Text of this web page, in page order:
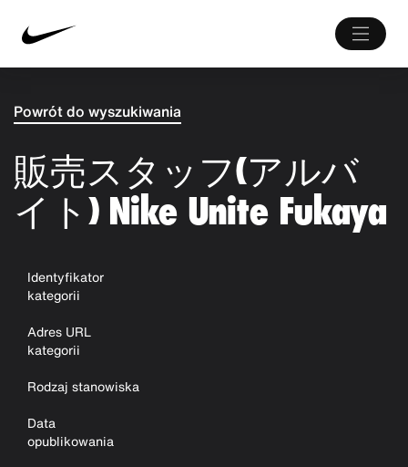
Powrót do wyszukiwania
販売スタッフ(アルバ
イト) Nike Unite Fukaya
Identyfikator
kategorii
Adres URL
kategorii
Rodzaj stanowiska
Data
opublikowania